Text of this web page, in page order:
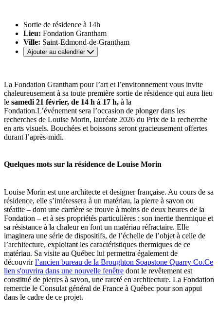
Sortie de résidence à 14h
Lieu: Fondation Grantham
Ville: Saint-Edmond-de-Grantham
Ajouter au calendrier
La Fondation Grantham pour l’art et l’environnement vous invite
chaleureusement à sa toute première sortie de résidence qui aura lieu
le samedi 21 février, de 14 h à 17 h, à la
Fondation.L’événement sera l’occasion de plonger dans les
recherches de Louise Morin, lauréate 2026 du Prix de la recherche
en arts visuels. Bouchées et boissons seront gracieusement offertes
durant l’après-midi.
Quelques mots sur la résidence de Louise Morin
Louise Morin est une architecte et designer française. Au cours de sa
résidence, elle s’intéressera à un matériau, la pierre à savon ou
stéatite – dont une carrière se trouve à moins de deux heures de la
Fondation – et à ses propriétés particulières : son inertie thermique et
sa résistance à la chaleur en font un matériau réfractaire. Elle
imaginera une série de dispositifs, de l’échelle de l’objet à celle de
l’architecture, exploitant les caractéristiques thermiques de ce
matériau. Sa visite au Québec lui permettra également de
découvrirl’ancien bureau de la Broughton Soapstone Quarry Co.Ce
lien s'ouvrira dans une nouvelle fenêtre dont le revêtement est
constitué de pierres à savon, une rareté en architecture. La Fondation
remercie le Consulat général de France à Québec pour son appui
dans le cadre de ce projet.